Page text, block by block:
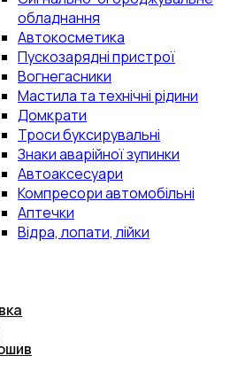
обладнання
Автокосметика
Пускозарядні пристрої
Вогнегасники
Мастила та технічні рідини
Домкрати
Троси буксирувальні
Знаки аварійної зупинки
Автоаксесуари
Компресори автомобільні
Аптечки
Відра, лопати, лійки